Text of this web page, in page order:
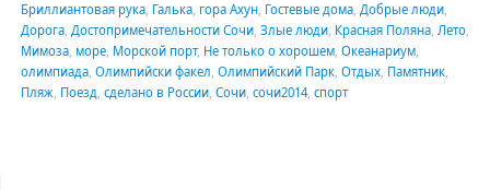
Бриллиантовая рука, Галька, гора Ахун, Гостевые дома, Добрые люди,
Дорога, Достопримечательности Сочи, Злые люди, Красная Поляна, Лето,
Мимоза, море, Морской порт, Не только о хорошем, Океанариум,
олимпиада, Олимпийски факел, Олимпийский Парк, Отдых, Памятник,
Пляж, Поезд, сделано в России, Сочи, сочи2014, спорт